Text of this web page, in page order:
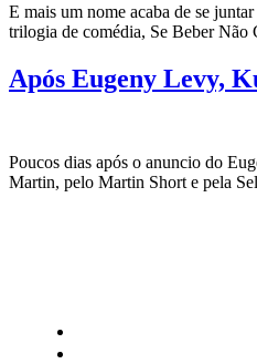
E mais um nome acaba de se
trilogia de comédia, Se Beber
Após Eugeny Levy,
Poucos dias após o anuncio do
Martin, pelo Martin Short e pela